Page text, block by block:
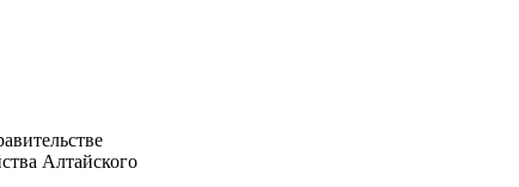
Алтайского